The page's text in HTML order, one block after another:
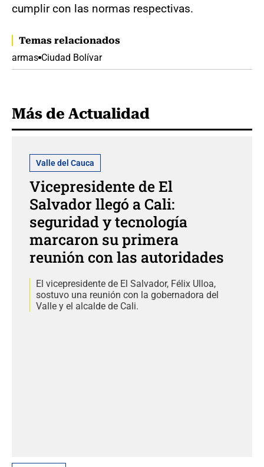
cumplir con las normas respectivas.
Temas relacionados
armas Ciudad Bolívar
Más de Actualidad
Valle del Cauca
Vicepresidente de El
Salvador llegó a Cali:
seguridad y tecnología
marcaron su primera
reunión con las autoridades
El vicepresidente de El Salvador, Félix Ulloa,
sostuvo una reunión con la gobernadora del
Valle y el alcalde de Cali.